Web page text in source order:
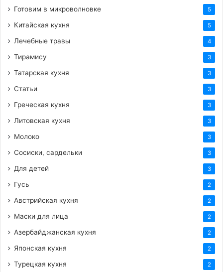
Готовим в микроволновке 5
Китайская кухня 5
Лечебные травы 4
Тирамису 3
Татарская кухня 3
Статьи 3
Греческая кухня 3
Литовская кухня 3
Молоко 3
Сосиски, сардельки 3
Для детей 3
Гусь 2
Австрийская кухня 2
Маски для лица 2
Азербайджанская кухня 2
Японская кухня 2
Турецкая кухня 2